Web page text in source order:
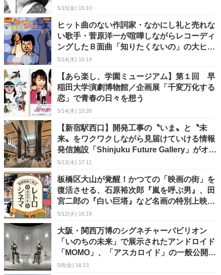
5/15(金) 16:10
ヒット曲のない作詞家・なかにし礼と売れな
い歌手・菅原洋一が喧嘩しながらレコーディ
ングしたＢ面曲「知りたくないの」の大ヒッ
トで二人の人生は変わった
5/14(木) 16:14
【あら楽し、学園ミュージアム】第１回 早
稲田大学演劇博物館／企画展「千変万化する
恋」で青春の日々を想う
5/14(木) 10:26
【新宿駅西口】開発工事の〝いま〟と〝未
来〟をワクワクしながら見届けていける情報
発信施設「Shinjuku Future Gallery」がオー
プン（６月10日～）
5/13(水) 17:11
板橋区大山が覚醒！かつての「映画の街」を
復活させる、石原裕次郎『嵐を呼ぶ男』、田
宮二郎の『白い巨塔』など名画の特別上映で
話題集中！
5/12(火) 16:19
大阪・関西万博のシグネチャーパビリオン
「いのちの未来」で展示されたアンドロイド
「MOMO」、「アスカロイド」の一般公開始
まる＠長谷工マンションミュージアム
5/8(金) 16:13